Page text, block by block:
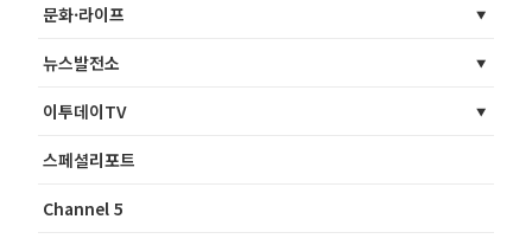
문화·라이프
뉴스발전소
이투데이TV
스페셜리포트
Channel 5